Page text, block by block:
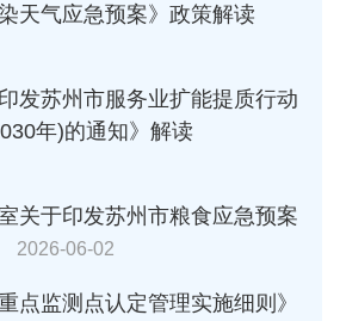
天气应急预案》政策解读
发苏州市服务业扩能提质行动
年)的通知》解读
关于印发苏州市粮食应急预案
2026-06-02
点监测点认定管理实施细则》